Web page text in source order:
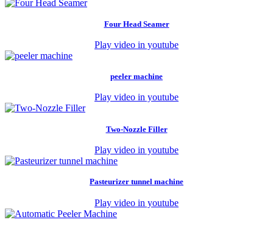
Four Head Seamer
Play video in youtube
peeler machine
Play video in youtube
Two-Nozzle Filler
Play video in youtube
Pasteurizer tunnel machine
Play video in youtube